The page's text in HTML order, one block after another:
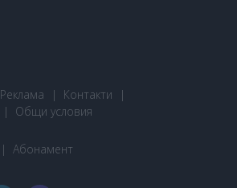
Реклама
Контакти
Общи условия
Абонамент